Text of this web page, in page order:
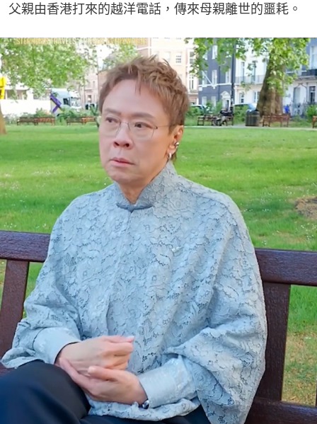
父親由香港打來的越洋電話，傳來母親離世的噩耗。